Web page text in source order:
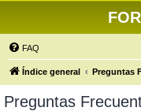
FAQ
Índice general Preguntas
Preguntas